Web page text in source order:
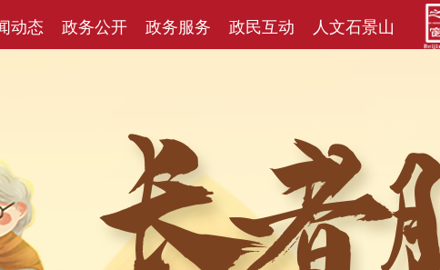
动态 政务公开 政务服务 政民互动 人文石景山